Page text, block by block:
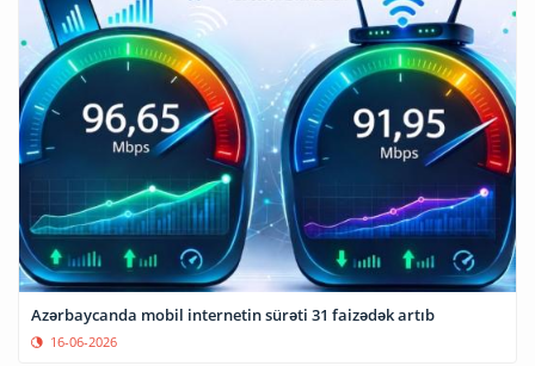
Azərbaycanda mobil internetin sürəti 31 faizədək artıb
16-06-2026